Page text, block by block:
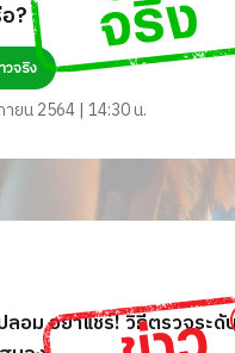
?
วจริง
ยน 2564 | 14:30 น.
ลอม อย่าแชร์! วิธีตรวจระดั